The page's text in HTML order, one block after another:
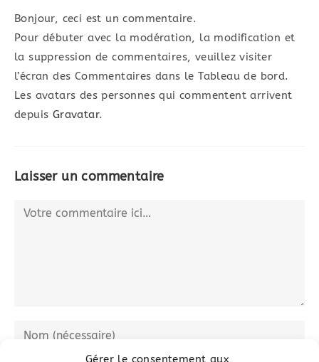
Gérer le consentement aux
Bonjour, ceci est un commentaire.
Pour débuter avec la modération, la modification et
la suppression de commentaires, veuillez visiter
l’écran des Commentaires dans le Tableau de bord.
Les avatars des personnes qui commentent arrivent
depuis Gravatar.
Laisser un commentaire
Comment
Enter